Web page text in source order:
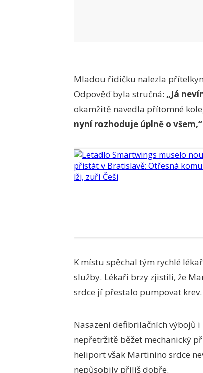
Mladou řidičku nalezla
Odpověď byla stručná: „Já
okamžitě navedla přítomné
nyní rozhoduje úplně o všem,“
K místu spěchal tým rychlé
služby. Lékaři brzy zjistili, že
srdce jí přestalo pumpovat krev.
Nasazení defibrilačních výbojů
nepřetržitě běžet mechanický
heliport však Martinino srdce
nepůsobily příliš dobře.